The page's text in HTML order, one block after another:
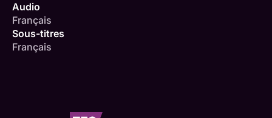
Audio
Français
Sous-titres
Français